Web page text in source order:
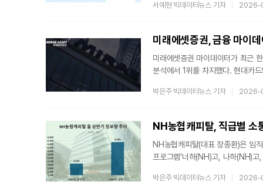
저축은행, 캐피탈사 등 28개 금융
혜택을 제공했으며, 연간 이자 절
서예현 빅데이터뉴스 기자 2026-
미래에셋증권 마이데이터가 최근
분석에서 1위를 차지했다. 현대카
22,907,042건을 분석한 결과, 미
연구소에 따르면 8월 금융 마이
KB국민카드, 신
박은주 빅데이터뉴스 기자 2026-
NH농협캐피탈, 직급별 소
NH농협캐피탈(대표 장종환)은 임
프로그램'너하(NH)고, 나하(NH)
주관했으며, ▲팀장·부장(7.27),
박은주 빅데이터뉴스 기자 2026-